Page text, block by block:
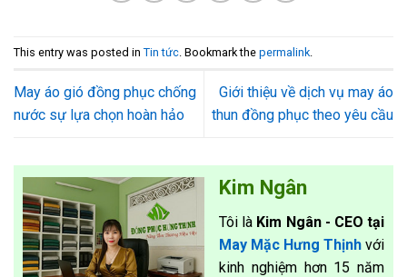
This entry was posted in Tin tức . Bookmark the permalink
May áo gió đồng phục chống
nước sự lựa chọn hoàn hảo
Giới thiệu về dịch vụ may áo
thun đồng phục theo yêu cầu
Kim Ngân
Tôi là Kim Ngân - CEO tại
May Mặc Hưng Thịnh với
kinh nghiệm hơn 15 năm